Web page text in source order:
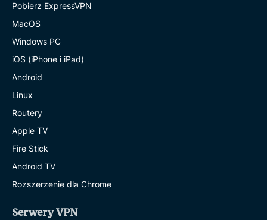
Pobierz ExpressVPN
MacOS
Windows PC
iOS (iPhone i iPad)
Android
Linux
Routery
Apple TV
Fire Stick
Android TV
Rozszerzenie dla Chrome
Serwery VPN